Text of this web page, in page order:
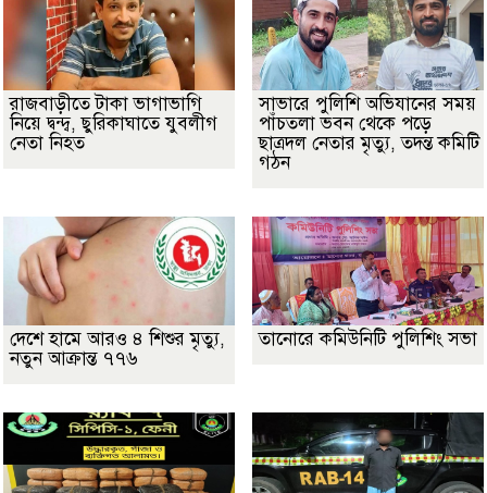
রাজবাড়ীতে টাকা ভাগাভাগি
নিয়ে দ্বন্দ্ব, ছুরিকাঘাতে যুবলীগ
নেতা নিহত
সাভারে পুলিশি অভিযানের সময়
পাঁচতলা ভবন থেকে পড়ে
ছাত্রদল নেতার মৃত্যু, তদন্ত কমিটি
গঠন
দেশে হামে আরও ৪ শিশুর মৃত্যু,
নতুন আক্রান্ত ৭৭৬
তানোরে কমিউনিটি পুলিশিং সভা